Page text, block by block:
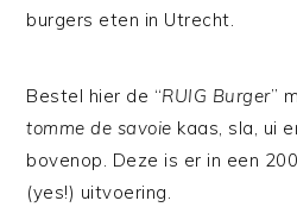
burgers eten in Utrecht.
Bestel hier de “RUIG Burger”
tomme de savoie kaas, sla, ui
bovenop. Deze is er in een
(yes!) uitvoering.